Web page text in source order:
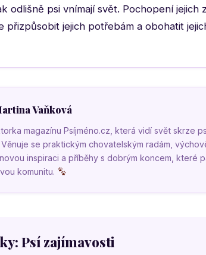
odlišně psi vnímají svět. Pochopení jejich
přizpůsobit jejich potřebám a obohatit
Vaňková
magazínu Psíjméno.cz, která vidí svět skrze
se praktickým chovatelským radám,
inspiraci a příběhy s dobrým koncem, které
komunitu.
Psí zajímavosti